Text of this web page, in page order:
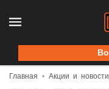
Главная Акции и новости